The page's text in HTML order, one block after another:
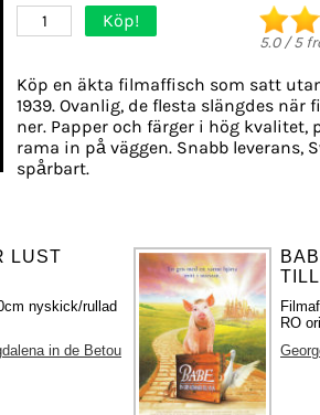
1 Köp!
5.0/5
Köp en äkta filmaffisch som satt
1939. Ovanlig, de flesta slängdes när
ner. Papper och färger i hög kvalitet,
rama in på väggen. Snabb leverans,
spårbart.
LUST
nyskick/rullad
in de Betou
RO